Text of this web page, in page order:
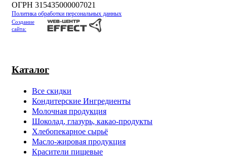
Каталог
Все скидки
Кондитерские Ингредиенты
Молочная продукция
Шоколад, глазурь, какао-продукты
Хлебопекарное сырьё
Масло-жировая продукция
Красители пищевые
ОГРН 315435000007021
Политика обработки персональных данных
Создание
сайта: